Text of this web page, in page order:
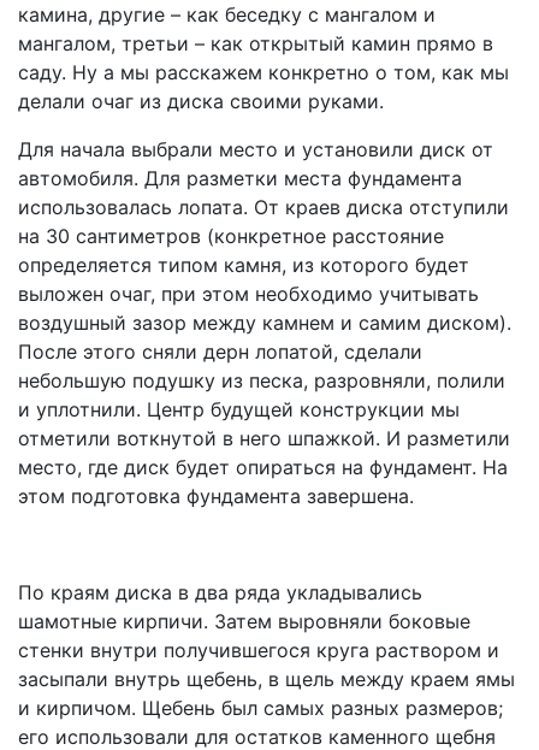
камина, другие – как беседку с мангалом и
мангалом, третьи – как открытый камин прямо в
саду. Ну а мы расскажем конкретно о том, как мы
делали очаг из диска своими руками.
Для начала выбрали место и установили диск от
автомобиля. Для разметки места фундамента
использовалась лопата. От краев диска отступили
на 30 сантиметров (конкретное расстояние
определяется типом камня, из которого будет
выложен очаг, при этом необходимо учитывать
воздушный зазор между камнем и самим диском).
После этого сняли дерн лопатой, сделали
небольшую подушку из песка, разровняли, полили
и уплотнили. Центр будущей конструкции мы
отметили воткнутой в него шпажкой. И разметили
место, где диск будет опираться на фундамент. На
этом подготовка фундамента завершена.
По краям диска в два ряда укладывались
шамотные кирпичи. Затем выровняли боковые
стенки внутри получившегося круга раствором и
засыпали внутрь щебень, в щель между краем ямы
и кирпичом. Щебень был самых разных размеров;
его использовали для остатков каменного щебня